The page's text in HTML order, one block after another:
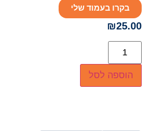
בקרו בעמוד שלי
₪25.00
הוספה לסל